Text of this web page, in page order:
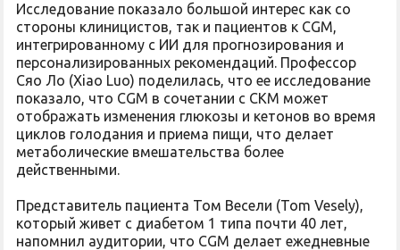
Исследование показало большой интерес как со
стороны клиницистов, так и пациентов к CGM,
интегрированному с ИИ для прогнозирования и
персонализированных рекомендаций. Профессор
Сяо Ло (Xiao Luo) поделилась, что ее исследование
показало, что CGM в сочетании с CKM может
отображать изменения глюкозы и кетонов во время
циклов голодания и приема пищи, что делает
метаболические вмешательства более
действенными.
Представитель пациента Том Весели (Tom Vesely),
который живет с диабетом 1 типа почти 40 лет,
напомнил аудитории, что CGM делает ежедневные